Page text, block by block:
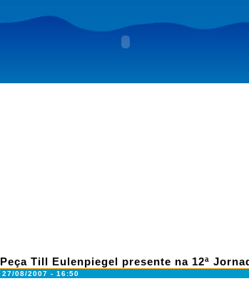
Peça Till Eulenpiegel presente na 12ª
27/08/2007 - 16:50